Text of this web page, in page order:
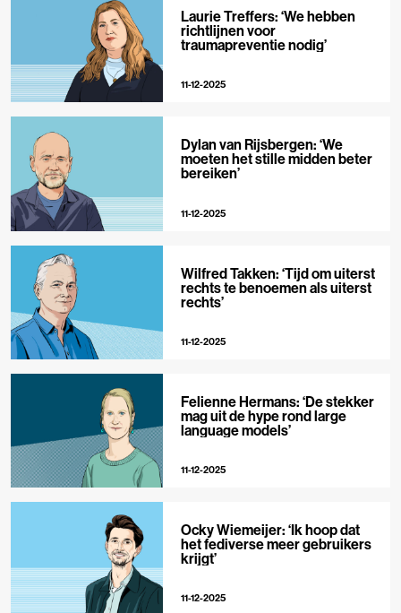
Laurie Treffers: ‘We hebben
richtlijnen voor
traumapreventie nodig’
11-12-2025
Dylan van Rijsbergen: ‘We
moeten het stille midden beter
bereiken’
11-12-2025
Wilfred Takken: ‘Tijd om uiterst
rechts te benoemen als uiterst
rechts’
11-12-2025
Felienne Hermans: ‘De stekker
mag uit de hype rond large
language models’
11-12-2025
Ocky Wiemeijer: ‘Ik hoop dat
het fediverse meer gebruikers
krijgt’
11-12-2025